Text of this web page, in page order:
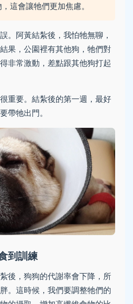
這會讓牠們更加焦慮。
。阿黃結紮後，我怕牠無聊，
果，公園裡有其他狗，牠們對
非常激動，差點跟其他狗打起
重要。結紮後的第一週，最好
帶牠出門。
到訓練
後，狗狗的代謝率會下降，所
。這時候，我們要調整牠們的